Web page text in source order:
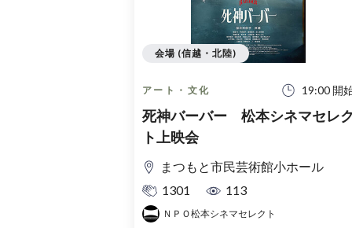
アート・文化 19:00 開
死神バーバー 松本シネマセレ
ト上映会
まつもと市民芸術館小ホール
1301
113
ＮＰＯ松本シネマセレクト
会場 (信越・北陸)